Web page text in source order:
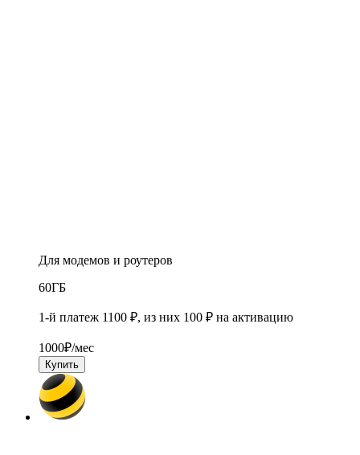
Для модемов и роутеров
60ГБ
1-й платеж 1100 ₽, из них 100 ₽ на активацию
1000₽/мес
Купить